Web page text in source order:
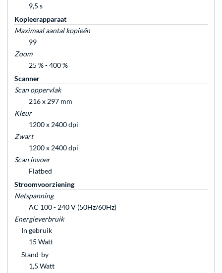
9,5 s
Kopieerapparaat
Maximaal aantal kopieën
99
Zoom
25 % - 400 %
Scanner
Scan oppervlak
216 x 297 mm
Kleur
1200 x 2400 dpi
Zwart
1200 x 2400 dpi
Scan invoer
Flatbed
Stroomvoorziening
Netspanning
AC 100 - 240 V (50Hz/60Hz)
Energieverbruik
In gebruik
15 Watt
Stand-by
1,5 Watt